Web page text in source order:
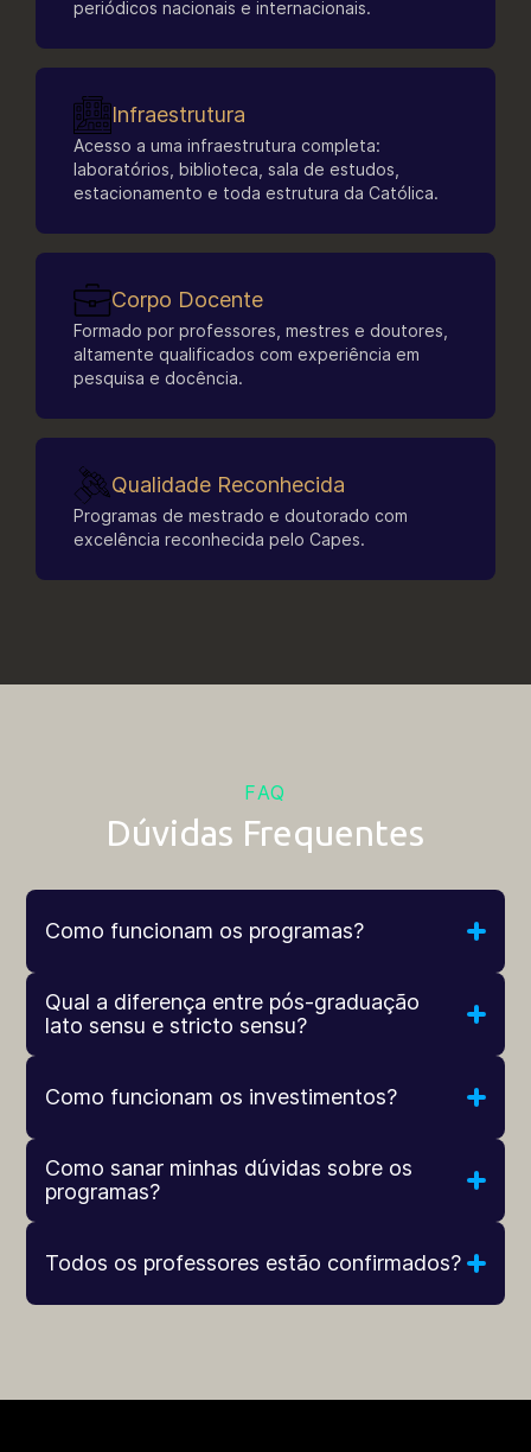
devidamente reconhecido nos termos da
e áreas afins.
periódicos nacionais e internacionais.
Infraestrutura
Acesso a uma infraestrutura completa:
laboratórios, biblioteca, sala de estudos,
estacionamento e toda estrutura da Católica.
Corpo Docente
Formado por professores, mestres e doutores,
altamente qualificados com experiência em
pesquisa e docência.
Qualidade Reconhecida
Programas de mestrado e doutorado com
excelência reconhecida pelo Capes.
FAQ
Dúvidas Frequentes
Como funcionam os programas?
Qual a diferença entre pós-graduação
lato sensu e stricto sensu?
Como funcionam os investimentos?
Como sanar minhas dúvidas sobre os
programas?
Todos os professores estão confirmados?